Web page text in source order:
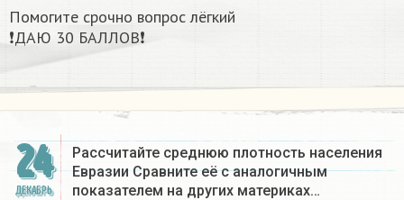
Помогите срочно вопрос лёгкий
❗ДАЮ 30 БАЛЛОВ❗​
24
ДЕКАБРЬ
Рассчитайте среднюю плотность населения
Евразии Сравните её с аналогичным
показателем на других материках​…